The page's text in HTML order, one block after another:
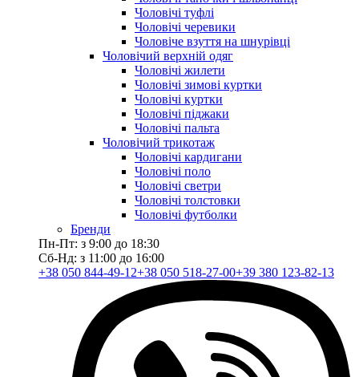
Чоловічі туфлі
Чоловічі черевики
Чоловіче взуття на шнурівці
Чоловічий верхній одяг
Чоловічі жилети
Чоловічі зимові куртки
Чоловічі куртки
Чоловічі піджаки
Чоловічі пальта
Чоловічий трикотаж
Чоловічі кардигани
Чоловічі поло
Чоловічі светри
Чоловічі толстовки
Чоловічі футболки
Бренди
Пн-Пт: з 9:00 до 18:30
Сб-Нд: з 11:00 до 16:00
+38 050 844-49-12+38 050 518-27-00+39 380 123-82-13